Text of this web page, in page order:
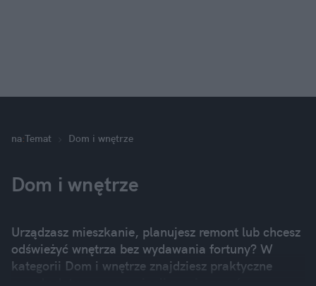
na:Temat Dom i wnętrze
Dom i wnętrze
Urządzasz mieszkanie, planujesz remont lub chcesz
odświeżyć wnętrza bez wydawania fortuny? W
kategorii Dom i wnętrze znajdziesz praktyczne